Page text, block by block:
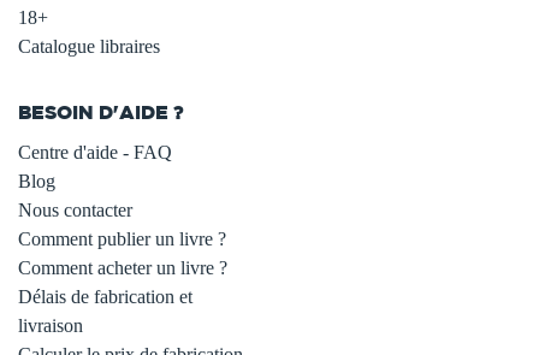
18+
Catalogue libraires
BESOIN D'AIDE ?
Centre d'aide - FAQ
Blog
Nous contacter
Comment publier un livre ?
Comment acheter un livre ?
Délais de fabrication et
livraison